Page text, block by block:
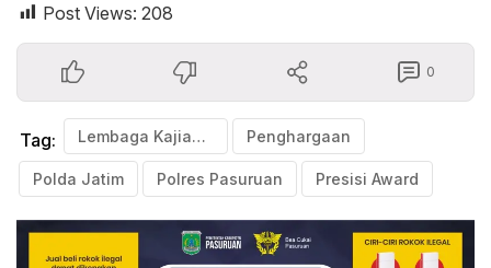
Post Views: 208
0
Tag: Lembaga Kajian Strategis Kepolisian Indonesia Penghargaan
Polda Jatim Polres Pasuruan Presisi Award